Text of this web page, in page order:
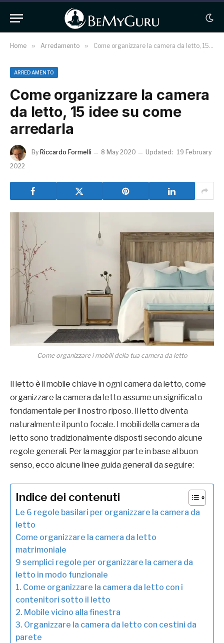
Home » Arredamento » Come organizzare la camera da letto, 15 idee su come arredarla
ARREDAMENTO
Come organizzare la camera
da letto, 15 idee su come
arredarla
By Riccardo Formelli 8 May 2020 Updated: 19 February
2022
Come organizzare i mobili della tua camera da letto
Il letto è il mobile chiave in ogni camera da letto, come
organizzare la camera da letto assume un significato
fondamentale per il nostro riposo. Il letto diventa
naturalmente il punto focale. I mobili della camera da
letto sono tradizionalmente disposti secondo alcune
regole generali. Per la maggior parte in base al buon
senso, ecco alcune linee guida generali da seguire:
Indice dei contenuti
Le 6 regole basilari per organizzare la camera da
letto
Come organizzare la camera da letto
matrimoniale
9 semplici regole per organizzare la camera da
letto in modo funzionale
1. Come organizzare la camera da letto con i
contenitori sotto il letto
2. Mobile vicino alla finestra
3. Organizzare la camera da letto con cestini da
parete